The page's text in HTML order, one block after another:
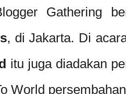
Gathering
, di Jakarta. Di
itu juga diadakan
World